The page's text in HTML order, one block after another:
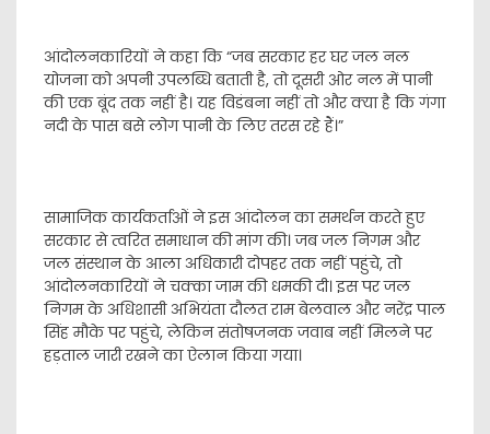
आंदोलनकारियों ने कहा कि “जब सरकार हर घर जल नल
योजना को अपनी उपलब्धि बताती है, तो दूसरी ओर नल में पानी
की एक बूंद तक नहीं है। यह विडंबना नहीं तो और क्या है कि गंगा
नदी के पास बसे लोग पानी के लिए तरस रहे हैं।”
सामाजिक कार्यकर्ताओं ने इस आंदोलन का समर्थन करते हुए
सरकार से त्वरित समाधान की मांग की। जब जल निगम और
जल संस्थान के आला अधिकारी दोपहर तक नहीं पहुंचे, तो
आंदोलनकारियों ने चक्का जाम की धमकी दी। इस पर जल
निगम के अधिशासी अभियंता दौलत राम बेलवाल और नरेंद्र पाल
सिंह मौके पर पहुंचे, लेकिन संतोषजनक जवाब नहीं मिलने पर
हड़ताल जारी रखने का ऐलान किया गया।